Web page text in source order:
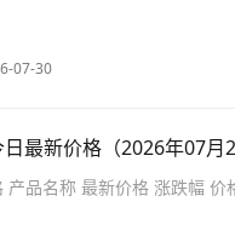
07-30
最新价格（2026年07月
产品名称 最新价格 涨跌幅 价